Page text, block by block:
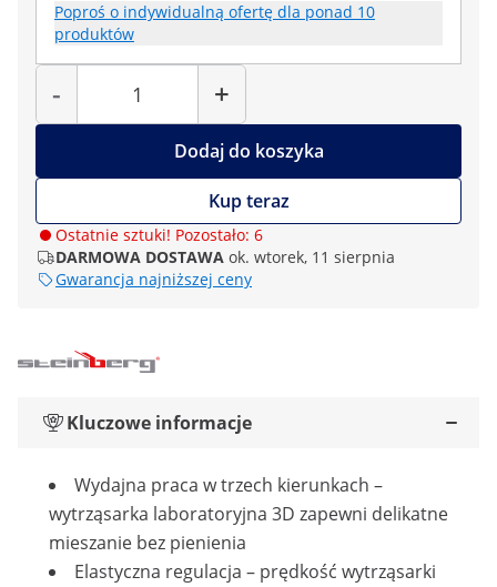
Poproś o indywidualną ofertę dla ponad 10
produktów
-
Liczba
+
Dodaj do koszyka
Kup teraz
Ostatnie sztuki! Pozostało: 6
DARMOWA DOSTAWA ok. wtorek, 11 sierpnia
Gwarancja najniższej ceny
Kluczowe informacje
Wydajna praca w trzech kierunkach –
wytrząsarka laboratoryjna 3D zapewni delikatne
mieszanie bez pienienia
Elastyczna regulacja – prędkość wytrząsarki